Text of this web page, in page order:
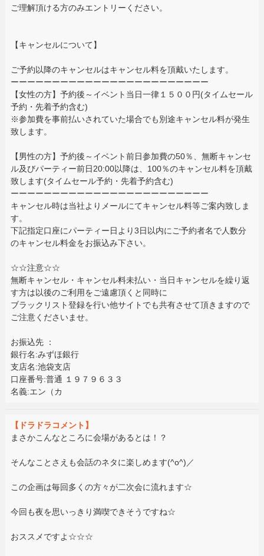
ご理解頂ける方のみエントリーください。
【キャンセルについて】
ご予約以降のキャンセルはキャンセル料を頂戴いたします。
ーーーーーーーーーーーーーーーーーーーーーーーー
【女性の方】予約後～イベント当日一律１５００円(タイムセール
予約・先着予約含む)
※参加費を事前払いされていた場合でも別途キャンセル料が発生
致します。
【男性の方】予約後～イベント前日参加費の50％、無断キャンセ
ル及びパーティー前日20:00以降は、100％のキャンセル料を頂戴
致します(タイムセール予約・先着予約含む)
ーーーーーーーーーーーーーーーーーーーーーーーー
キャンセル時は当社よりメールにてキャンセル料等ご案内致しま
す。
下記指定口座にパーティー日より3日以内にご予約者名で人数分
のキャンセル料金をお振込み下さい。
☆☆注意☆☆
無断キャンセル・キャンセル料未払い・当日キャンセルを繰り返
す方は以後のご利用をご遠慮頂くと同時に
ブラックリスト登録を行い他サイトでも共有させて頂きますので
ご注意くださいませ。
お振込先 ：
銀行名:みずほ銀行
支店名:池袋支店
口座番号:普通 １９７９６３３
名義:エン（カ
【ドラドラコメント】
まさかこんなところに会場があるとは！？
そんなことさえも会話のネタに楽しめます(^o^)／
この企画は毎回多くの方々が二次会に流れます☆
今回も夜を思いっきり満喫できそうですね☆
おススメですよ☆☆☆